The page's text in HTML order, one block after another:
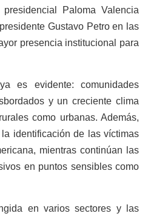
Paloma Valencia
Gustavo Petro en las
presencia institucional para
es evidente: comunidades
y un creciente clima
como urbanas. Además,
identificación de las víctimas
mientras continúan las
en puntos sensibles como
en varios sectores y las